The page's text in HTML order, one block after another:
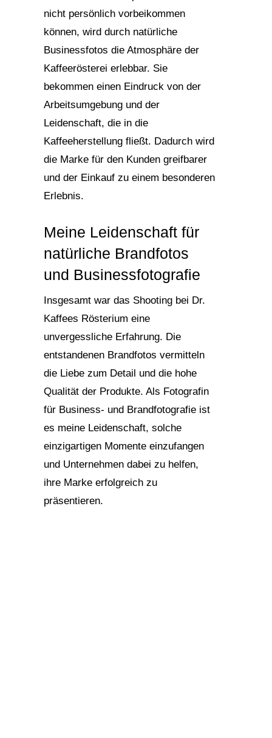
nicht persönlich vorbeikommen
können, wird durch natürliche
Businessfotos die Atmosphäre der
Kaffeerösterei erlebbar. Sie
bekommen einen Eindruck von der
Arbeitsumgebung und der
Leidenschaft, die in die
Kaffeeherstellung fließt. Dadurch wird
die Marke für den Kunden greifbarer
und der Einkauf zu einem besonderen
Erlebnis.
Meine Leidenschaft für
natürliche Brandfotos
und Businessfotografie
Insgesamt war das Shooting bei Dr.
Kaffees Rösterium eine
unvergessliche Erfahrung. Die
entstandenen Brandfotos vermitteln
die Liebe zum Detail und die hohe
Qualität der Produkte. Als Fotografin
für Business- und Brandfotografie ist
es meine Leidenschaft, solche
einzigartigen Momente einzufangen
und Unternehmen dabei zu helfen,
ihre Marke erfolgreich zu
präsentieren.